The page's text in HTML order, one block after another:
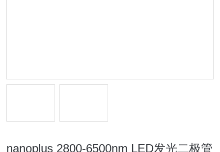
nanoplus 2800-6500nm LED发光二极管